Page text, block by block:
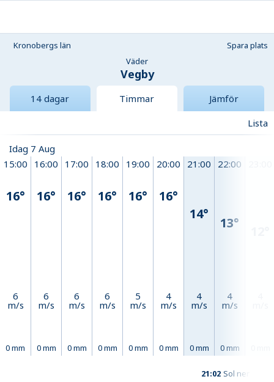
Kronobergs län
Spara plats
Väder
Vegby
14 dagar Timmar
Jämför
Lista
Idag 7 Aug
15:00
16°
6
m/s
0 mm
16:00
16°
6
m/s
0 mm
17:00
16°
6
m/s
0 mm
18:00
16°
6
m/s
0 mm
19:00
16°
5
m/s
0 mm
20:00
16°
4
m/s
0 mm
21:00
14°
4
m/s
0 mm
22:00
13°
4
m/s
0 mm
21:02 Sol ner